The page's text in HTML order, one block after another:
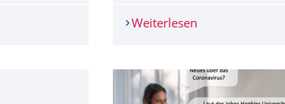
D) für Kommunikation und Öffentlichkeitsarbeit
Stundenplan und LVZ fürs Sommersemester online
Weiterlesen